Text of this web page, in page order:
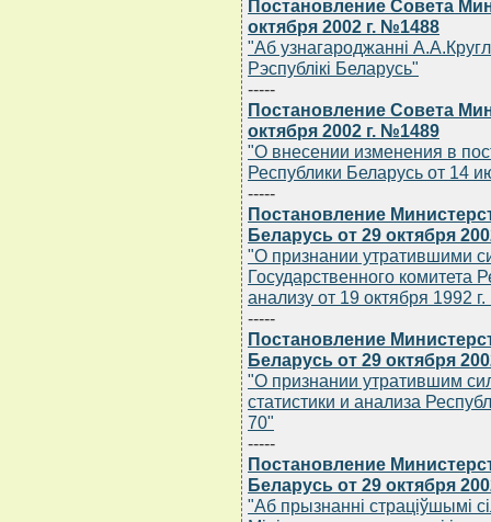
Постановление Совета
октября 2002 г. №1488
"Аб узнагароджаннi
Рэспублiкi Беларусь"
-----
Постановление Совета
октября 2002 г. №1489
"О внесении изменения в
Республики Беларусь от 14
-----
Постановление
Беларусь от 29 октября
"О признании утратившими
Государственного комитета
анализу от 19 октября 1992
-----
Постановление
Беларусь от 29 октября
"О признании утратившим
статистики и анализа
70"
-----
Постановление
Беларусь от 29 октября
"Аб прызнаннi страцiўшымi